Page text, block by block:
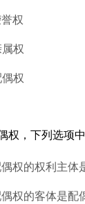
权
权
权
权，下列选项
权的权利主体
权的客体是配